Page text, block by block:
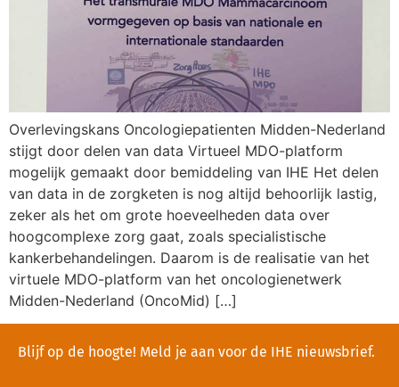
Overlevingskans Oncologiepatienten Midden-Nederland
stijgt door delen van data Virtueel MDO-platform
mogelijk gemaakt door bemiddeling van IHE Het delen
van data in de zorgketen is nog altijd behoorlijk lastig,
zeker als het om grote hoeveelheden data over
hoogcomplexe zorg gaat, zoals specialistische
kankerbehandelingen. Daarom is de realisatie van het
virtuele MDO-platform van het oncologienetwerk
Midden-Nederland (OncoMid) […]
Blijf op de hoogte! Meld je aan voor de IHE nieuwsbrief.